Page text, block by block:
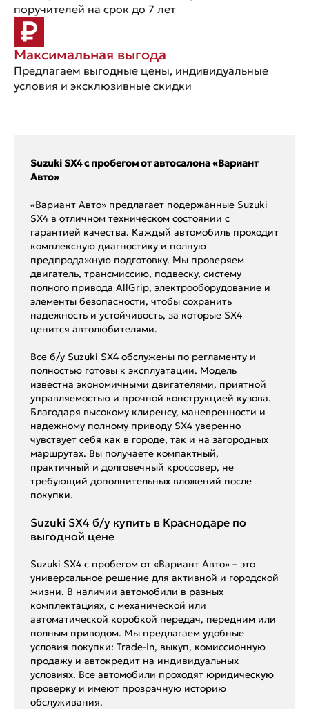
поручителей на срок до 7 лет
Максимальная выгода
Предлагаем выгодные цены, индивидуальные
условия и эксклюзивные скидки
Suzuki SX4 с пробегом от автосалона «Вариант
Авто»
«Вариант Авто» предлагает подержанные Suzuki
SX4 в отличном техническом состоянии с
гарантией качества. Каждый автомобиль проходит
комплексную диагностику и полную
предпродажную подготовку. Мы проверяем
двигатель, трансмиссию, подвеску, систему
полного привода AllGrip, электрооборудование и
элементы безопасности, чтобы сохранить
надежность и устойчивость, за которые SX4
ценится автолюбителями.
Все б/у Suzuki SX4 обслужены по регламенту и
полностью готовы к эксплуатации. Модель
известна экономичными двигателями, приятной
управляемостью и прочной конструкцией кузова.
Благодаря высокому клиренсу, маневренности и
надежному полному приводу SX4 уверенно
чувствует себя как в городе, так и на загородных
маршрутах. Вы получаете компактный,
практичный и долговечный кроссовер, не
требующий дополнительных вложений после
покупки.
Suzuki SX4 б/у купить в Краснодаре по
выгодной цене
Suzuki SX4 с пробегом от «Вариант Авто» – это
универсальное решение для активной и городской
жизни. В наличии автомобили в разных
комплектациях, с механической или
автоматической коробкой передач, передним или
полным приводом. Мы предлагаем удобные
условия покупки: Trade-In, выкуп, комиссионную
продажу и автокредит на индивидуальных
условиях. Все автомобили проходят юридическую
проверку и имеют прозрачную историю
обслуживания.